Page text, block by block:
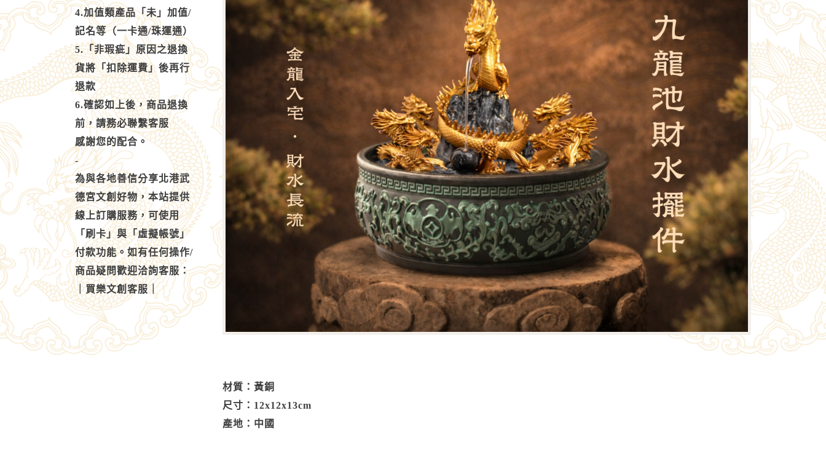
4.加值類產品「未」加值/
記名等（一卡通/珠運通）
5.「非瑕疵」原因之退換
貨將「扣除運費」後再行
退款
6.確認如上後，商品退換
前，請務必聯繫客服
感謝您的配合。
-
為與各地善信分享北港武
德宮文創好物，本站提供
線上訂購服務，可使用
「刷卡」與「虛擬帳號」
付款功能。如有任何操作/
商品疑問歡迎洽詢客服：
｜買樂文創客服｜
材質：黃銅
尺寸：12x12x13cm
產地：中國